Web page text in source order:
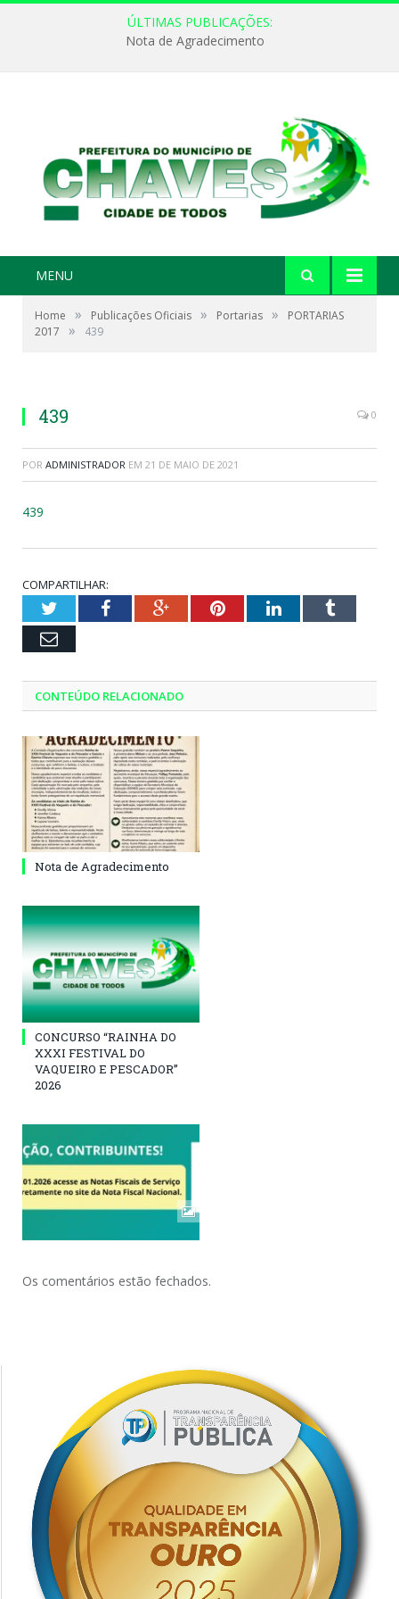
ÚLTIMAS PUBLICAÇÕES:
Nota de Agradecimento
MENU
Home » Publicações Oficiais » Portarias »
PORTARIAS
2017
» 439
439 0
POR ADMINISTRADOR EM 21 DE MAIO DE 2021
439
COMPARTILHAR:
TwitterFacebookGoogle+PinterestLinkedInTumblr
Email
CONTEÚDO RELACIONADO
Nota de Agradecimento
CONCURSO “RAINHA DO
XXXI FESTIVAL DO
VAQUEIRO E PESCADOR”
2026
Os comentários estão fechados.